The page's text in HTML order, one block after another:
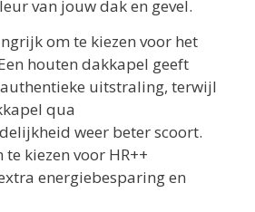
van jouw dak en gevel.
om te kiezen voor het
houten dakkapel geeft
uitstraling, terwijl
qua
weer beter scoort.
kiezen voor HR++
energiebesparing en